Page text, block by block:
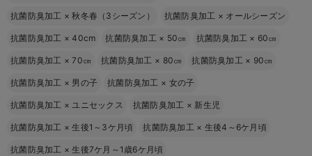
抗菌防臭加工 ×秋冬春（3シーズン） 抗菌防臭加工 × オールシーズン
抗菌防臭加工 ×40cm 抗菌防臭加工 × 50㎝ 抗菌防臭加工 × 60㎝
抗菌防臭加工 ×70㎝ 抗菌防臭加工 × 80㎝ 抗菌防臭加工 × 90㎝
抗菌防臭加工 × 男の子 抗菌防臭加工 × 女の子
抗菌防臭加工 ×ユニセックス 抗菌防臭加工 × 新生児
抗菌防臭加工 ×生後1～3ケ月頃 抗菌防臭加工 × 生後4～6ケ月頃
抗菌防臭加工 ×生後7ケ月～1歳6ケ月頃